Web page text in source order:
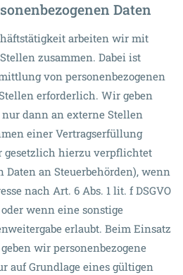
Daten
arbeiten wir mit
zusammen. Dabei ist
von personenbezogenen
erforderlich. Wir geben
nur dann an externe Stellen
einer Vertragserfüllung
hierzu verpflichtet
Daten an Steuerbehörden), wenn
nach Art. 6 Abs. 1 lit. f DSGVO
wenn eine sonstige
erlaubt. Beim Einsatz
wir personenbezogene
auf Grundlage eines gültigen